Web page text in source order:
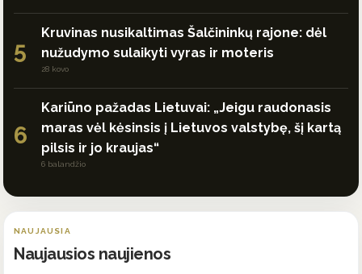
5
Kruvinas nusikaltimas Šalčininkų rajone: dėl
nužudymo sulaikyti vyras ir moteris
28 kovo
6
Kariūno pažadas Lietuvai: „Jeigu raudonasis
maras vėl kėsinsis į Lietuvos valstybę, šį kartą
pilsis ir jo kraujas“
6 balandžio
NAUJAUSIA
Naujausios naujienos